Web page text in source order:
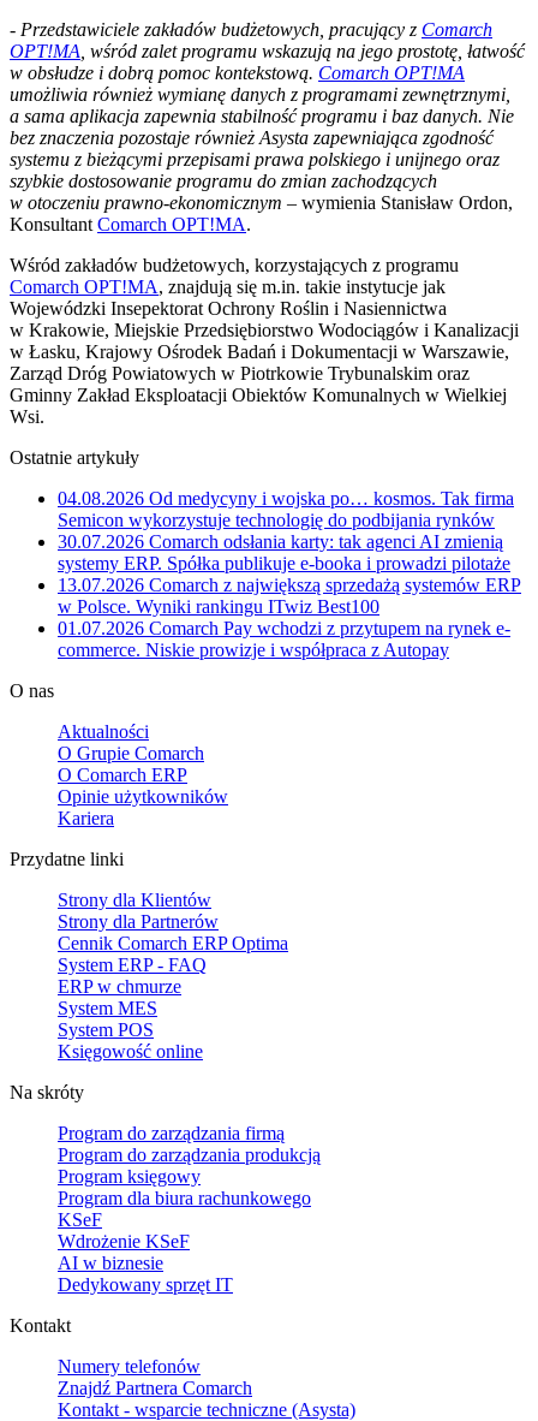
- Przedstawiciele zakładów budżetowych, pracujący z Comarch
OPT!MA , wśród zalet programu wskazują na jego prostotę, łatwość
w obsłudze i dobrą pomoc kontekstową. Comarch OPT!MA
umożliwia również wymianę danych z programami zewnętrznymi,
a sama aplikacja zapewnia stabilność programu i baz danych. Nie
bez znaczenia pozostaje również Asysta zapewniająca zgodność
systemu z bieżącymi przepisami prawa polskiego i unijnego oraz
szybkie dostosowanie programu do zmian zachodzących
w otoczeniu prawno-ekonomicznym – wymienia Stanisław Ordon,
Konsultant Comarch OPT!MA.
Wśród zakładów budżetowych, korzystających z programu
Comarch OPT!MA, znajdują się m.in. takie instytucje jak
Wojewódzki Insepektorat Ochrony Roślin i Nasiennictwa
w Krakowie, Miejskie Przedsiębiorstwo Wodociągów i Kanalizacji
w Łasku, Krajowy Ośrodek Badań i Dokumentacji w Warszawie,
Zarząd Dróg Powiatowych w Piotrkowie Trybunalskim oraz
Gminny Zakład Eksploatacji Obiektów Komunalnych w Wielkiej
Wsi.
Ostatnie artykuły
04.08.2026 Od medycyny i wojska po… kosmos. Tak firma
Semicon wykorzystuje technologię do podbijania rynków
30.07.2026 Comarch odsłania karty: tak agenci AI zmienią
systemy ERP. Spółka publikuje e-booka i prowadzi pilotaże
13.07.2026 Comarch z największą sprzedażą systemów ERP
w Polsce. Wyniki rankingu ITwiz Best100
01.07.2026 Comarch Pay wchodzi z przytupem na rynek e-
commerce. Niskie prowizje i współpraca z Autopay
O nas
Aktualności
O Grupie Comarch
O Comarch ERP
Opinie użytkowników
Kariera
Przydatne linki
Strony dla Klientów
Strony dla Partnerów
Cennik Comarch ERP Optima
System ERP - FAQ
ERP w chmurze
System MES
System POS
Księgowość online
Na skróty
Program do zarządzania firmą
Program do zarządzania produkcją
Program księgowy
Program dla biura rachunkowego
KSeF
Wdrożenie KSeF
AI w biznesie
Dedykowany sprzęt IT
Kontakt
Numery telefonów
Znajdź Partnera Comarch
Kontakt - wsparcie techniczne (Asysta)